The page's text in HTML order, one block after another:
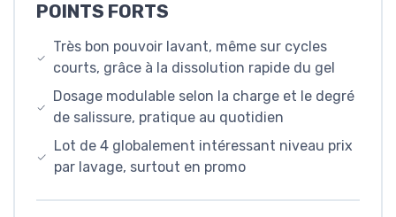
POINTS FORTS
Très bon pouvoir lavant, même sur cycles
courts, grâce à la dissolution rapide du gel
Dosage modulable selon la charge et le degré
de salissure, pratique au quotidien
Lot de 4 globalement intéressant niveau prix
par lavage, surtout en promo